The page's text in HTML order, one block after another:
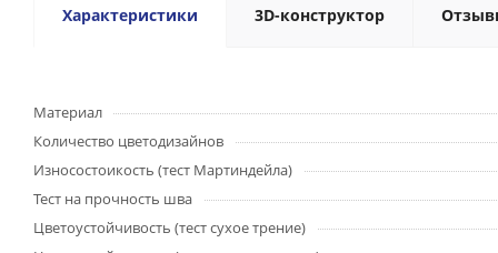
Характеристики 3D-конструктор
Материал
Количество цветодизайнов
Износостоикость (тест Мартиндейла)
Тест на прочность шва
Цветоустойчивость (тест сухое трение)